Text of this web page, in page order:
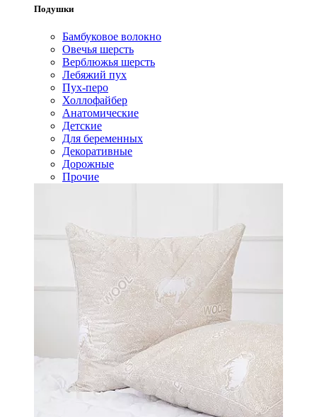
Подушки
Бамбуковое волокно
Овечья шерсть
Верблюжья шерсть
Лебяжий пух
Пух-перо
Холлофайбер
Анатомические
Детские
Для беременных
Декоративные
Дорожные
Прочие